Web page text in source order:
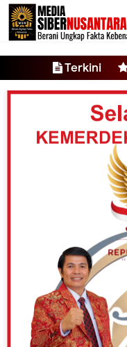
-->
Terkini